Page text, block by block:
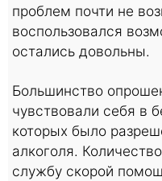
проблем почти не
воспользовался
остались довольны.
Большинство
чувствовали себя в
которых было
алкоголя.
службу скорой